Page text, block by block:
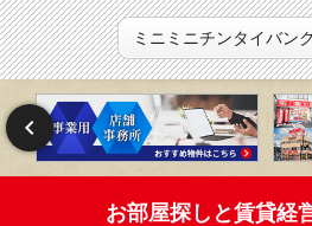
ミニミニチンタイバン
お部屋探しと賃貸経